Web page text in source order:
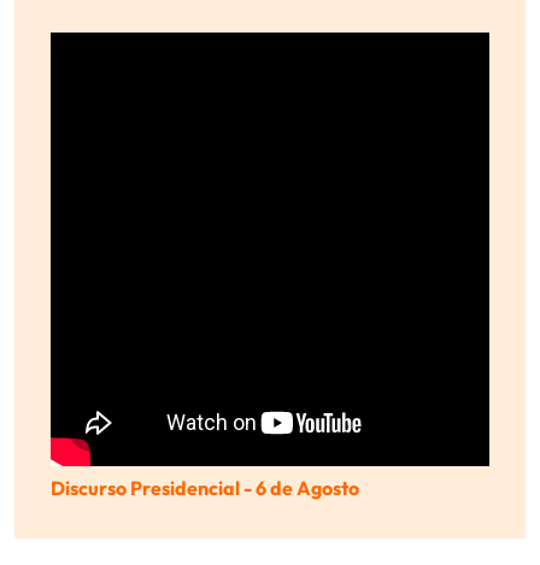
Discurso Presidencial - 6 de Agosto